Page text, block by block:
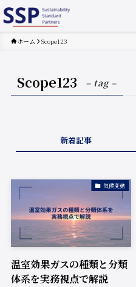
ホーム Scope123
Scope123 – tag –
新着記事
気候変動
温室効果ガスの種類と分類
体系を実務視点で解説